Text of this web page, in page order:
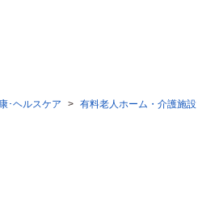
･ヘルスケア > 有料老人ホーム・介護施設